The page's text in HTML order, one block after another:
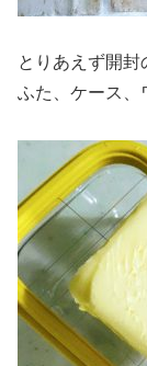
とりあえず開封
ふた、ケース、